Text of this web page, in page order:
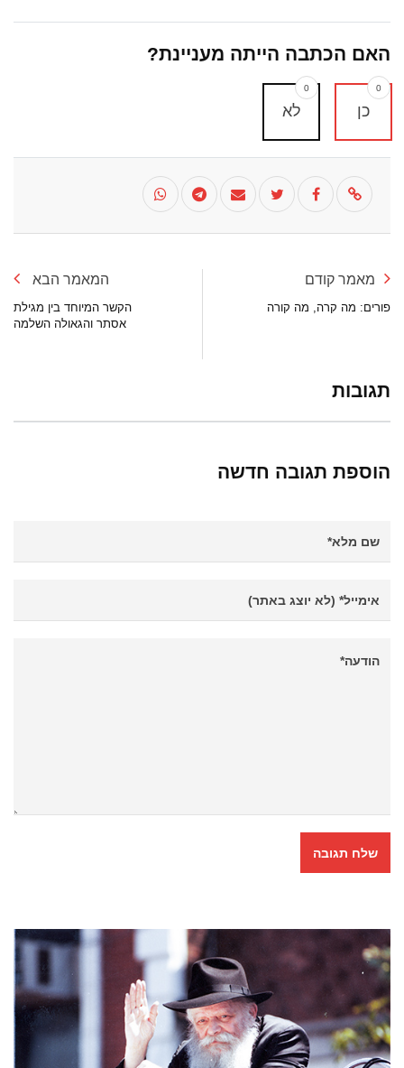
האם הכתבה הייתה מעניינת?
כן
0
לא
0
מאמר קודם
פורים: מה קרה, מה קורה
המאמר הבא
הקשר המיוחד בין מגילת
אסתר והגאולה השלמה
תגובות
הוספת תגובה חדשה